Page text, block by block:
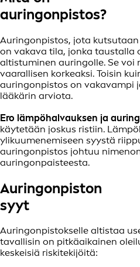
auringonpistos?
Auringonpistos, jota
on vakava tila, jonka taustalla
altistuminen auringolle. Se
vaarallisen korkeaksi. Toisin
auringonpistos on vakavampi
lääkärin arviota.
Ero lämpöhalvauksen ja
käytetään joskus ristiin.
ylikuumenemiseen syystä
auringonpistos johtuu
auringonpaisteesta.
Auringonpiston
syyt
Auringonpistokselle altistaa
tavallisin on pitkäaikainen
keskeisiä riskitekijöitä: